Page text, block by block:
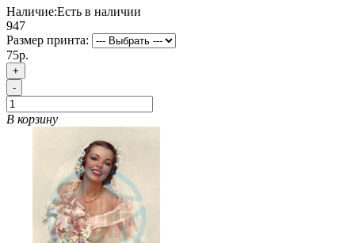
Наличие:Есть в наличии
947
Размер принта:
75р.
+
-
В корзину